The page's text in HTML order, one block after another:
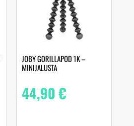
JOBY GORILLAPOD 1K –
MINIJALUSTA
44,90€